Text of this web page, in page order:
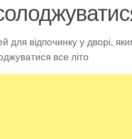
для відпочинку у дворі,
все літо